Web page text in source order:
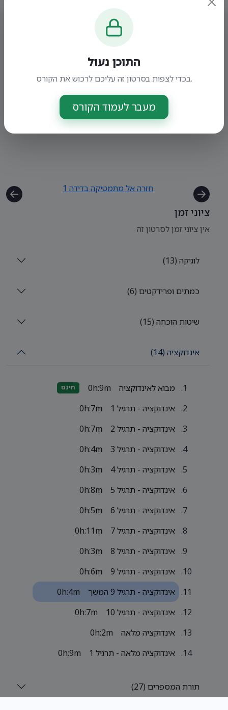
חזרה אל מתמטיקה בדידה 1
ציוני זמן
אין ציוני זמן לסרטון זה
לוגיקה (13)
כמתים ופרידקטים (6)
שיטות הוכחה (15)
אינדוקציה (14)
מבוא לאינדוקציה 0h:9m חינם
אינדוקציה - תרגיל 1
0h:7m
אינדוקציה - תרגיל 2
0h:7m
אינדוקציה - תרגיל 3
0h:4m
אינדוקציה - תרגיל 4
0h:3m
אינדוקציה - תרגיל 5
0h:8m
אינדוקציה - תרגיל 6
0h:5m
אינדוקציה - תרגיל 7
0h:11m
אינדוקציה - תרגיל 8
0h:3m
אינדוקציה - תרגיל 9
0h:6m
אינדוקציה - תרגיל 9 המשך
0h:4m
אינדוקציה - תרגיל 10
0h:7m
אינדוקציה מלאה
0h:2m
אינדוקציה מלאה - תרגיל 1
0h:9m
תורת המספרים (27)
התוכן נעול
בכדי לצפות בסרטון זה עליכם לרכוש את הקורס.
מעבר לעמוד הקורס